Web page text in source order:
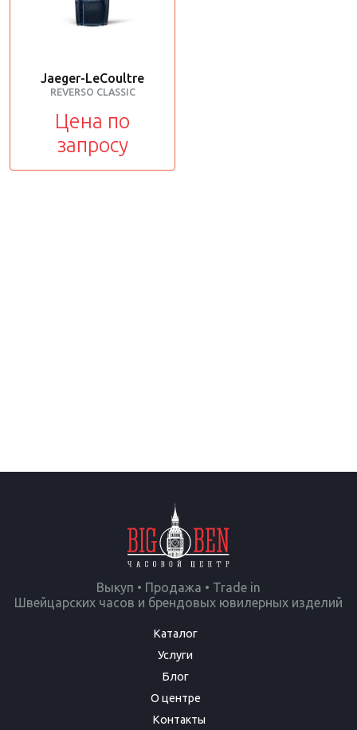
Jaeger-LeCoultre
REVERSO CLASSIC
Цена по
запросу
Выкуп • Продажа • Trade in
Швейцарских часов и брендовых ювилерных изделий
Каталог
Услуги
Блог
О центре
Контакты